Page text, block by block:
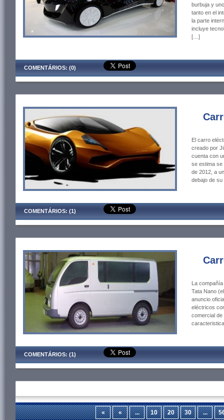
burbuja y
tanto en el
la parte
incluye
[…]
COMENTÁRIOS: (0)
El carro
creado por
cuenta con
se estima se
de 2012, a
debajo de
COMENTÁRIOS: (1)
La
Tata Nano
anuncio
eléctricos
comercial de
COMENTÁRIOS: (1)
« « ... 10 20 30 ...